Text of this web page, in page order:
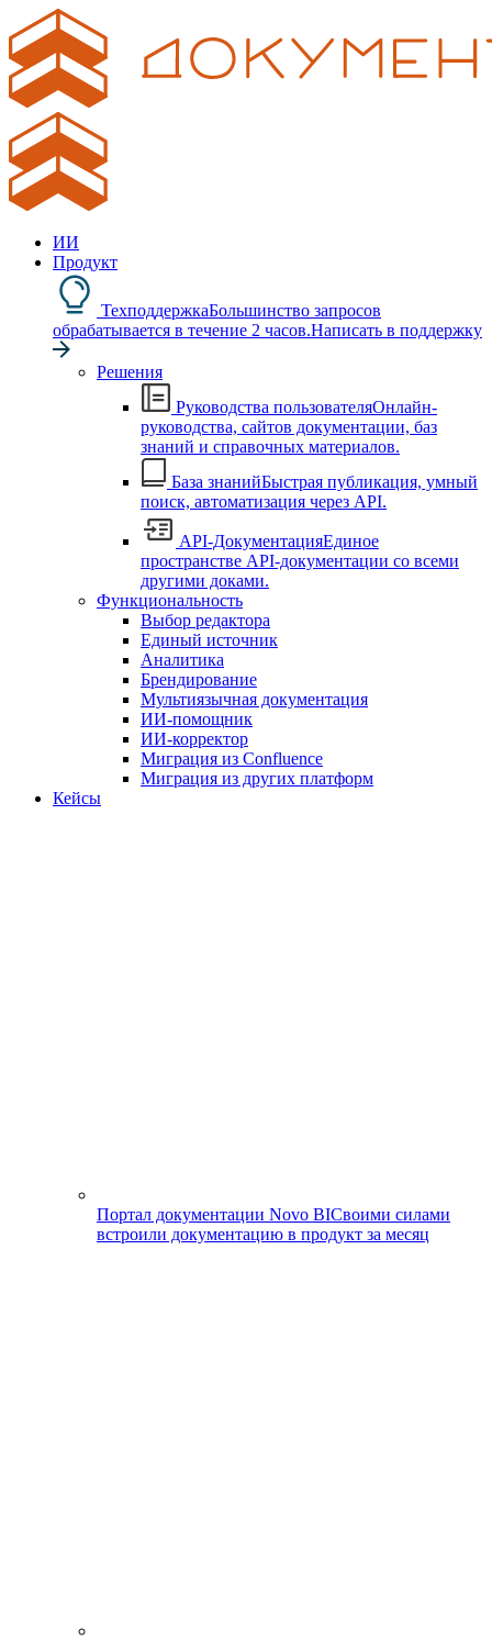
ИИ
Продукт
ТехподдержкаБольшинство запросов
обрабатывается в течение 2 часов.Написать в поддержку
Решения
Руководства пользователяОнлайн-
руководства, сайтов документации, баз
знаний и справочных материалов.
База знанийБыстрая публикация, умный
поиск, автоматизация через API.
API-ДокументацияЕдиное
пространстве API-документации со всеми
другими доками.
Функциональность
Выбор редактора
Единый источник
Аналитика
Брендирование
Мультиязычная документация
ИИ-помощник
ИИ-корректор
Миграция из Confluence
Миграция из других платформ
Кейсы
Портал документации Novo BIСвоими силами
встроили документацию в продукт за месяц